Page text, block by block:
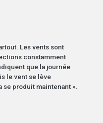
Les vents sont
constamment
que la journée
le vent se lève
produit maintenant ».